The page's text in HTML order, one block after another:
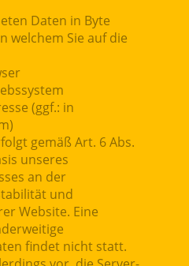
Daten in Byte
welchem Sie auf die
(ggf.: in
gemäß Art. 6 Abs.
unseres
an der
und
Website. Eine
findet nicht statt.